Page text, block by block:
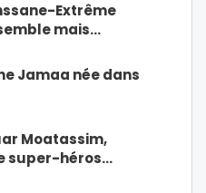
Extrême
mais…
Jamaa née dans
Moatassim,
super-héros…